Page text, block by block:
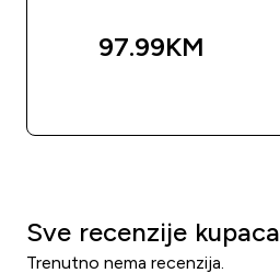
97.99KM‎
Sve recenzije kupaca
Trenutno nema recenzija.